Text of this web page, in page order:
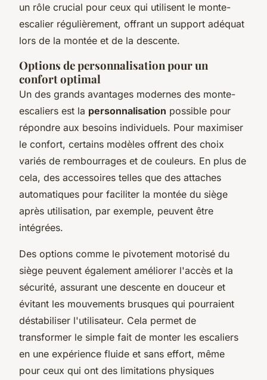
un rôle crucial pour ceux qui utilisent le monte-
escalier régulièrement, offrant un support adéquat
lors de la montée et de la descente.
Options de personnalisation pour un
confort optimal
Un des grands avantages modernes des monte-
escaliers est la personnalisation possible pour
répondre aux besoins individuels. Pour maximiser
le confort, certains modèles offrent des choix
variés de rembourrages et de couleurs. En plus de
cela, des accessoires telles que des attaches
automatiques pour faciliter la montée du siège
après utilisation, par exemple, peuvent être
intégrées.
Des options comme le pivotement motorisé du
siège peuvent également améliorer l'accès et la
sécurité, assurant une descente en douceur et
évitant les mouvements brusques qui pourraient
déstabiliser l'utilisateur. Cela permet de
transformer le simple fait de monter les escaliers
en une expérience fluide et sans effort, même
pour ceux qui ont des limitations physiques